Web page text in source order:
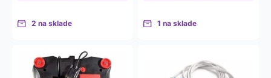
2 na sklade 1 na sklade